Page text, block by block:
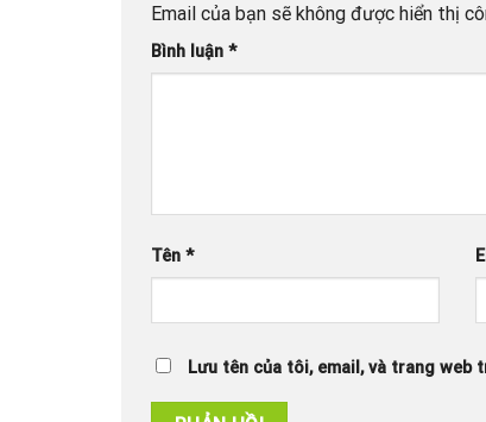
Email của bạn sẽ không được hiển thị
Bình luận *
Tên *
Lưu tên của tôi, email, và trang